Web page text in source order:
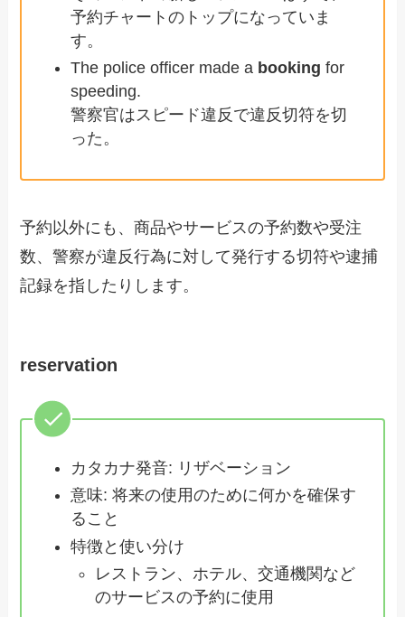
予約チャートのトップになっていま
す。
The police officer made a booking for
speeding.
警察官はスピード違反で違反切符を切
った。
予約以外にも、商品やサービスの予約数や受注
数、警察が違反行為に対して発行する切符や逮捕
記録を指したりします。
reservation
カタカナ発音: リザベーション
意味: 将来の使用のために何かを確保す
ること
特徴と使い分け
レストラン、ホテル、交通機関など
のサービスの予約に使用